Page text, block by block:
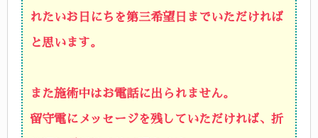
れたいお日にちを第三希望日までいただければ
と思います。
また施術中はお電話に出られません。
留守電にメッセージを残していただければ、折